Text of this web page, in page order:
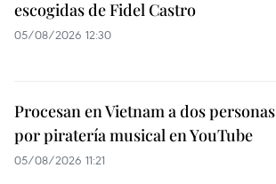
escogidas de Fidel Castro
05/08/2026 12:30
Procesan en Vietnam a dos personas
por piratería musical en YouTube
05/08/2026 11:21